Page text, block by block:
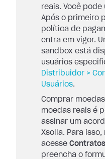
reais. Você pode
Após o primeiro
política de
entra em vigor.
sandbox está
usuários
Distribuidor >
Usuários.
Comprar
moedas reais é
assinar um
Xsolla. Para isso,
acesse
preencha o